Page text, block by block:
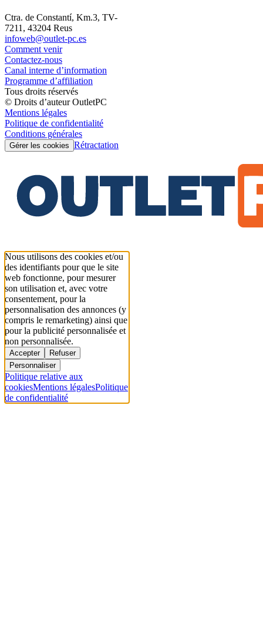
Ctra. de Constantí, Km.3, TV-
7211, 43204 Reus
infoweb@outlet-pc.es
Comment venir
Contactez-nous
Canal interne d’information
Programme d’affiliation
Tous droits réservés
© Droits d’auteur OutletPC
Mentions légales
Politique de confidentialité
Conditions générales
Gérer les cookies Rétractation
Nous utilisons des cookies et/ou
des identifiants pour que le site
web fonctionne, pour mesurer
son utilisation et, avec votre
consentement, pour la
personnalisation des annonces (y
compris le remarketing) ainsi que
pour la publicité personnalisée et
non personnalisée.
Accepter
Refuser
Personnaliser
Politique relative aux
cookiesMentions légalesPolitique
de confidentialité